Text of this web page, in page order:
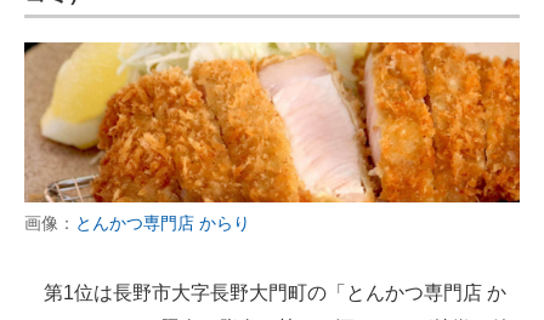
画像： とんかつ専門店 からり
第1位は長野市大字長野大門町の「とんかつ専門店 か